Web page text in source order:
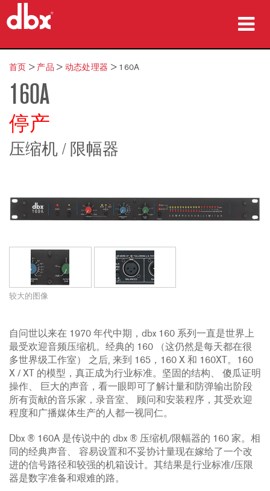
产品
案例研究
哪里购买
培训
首页 >产品 > 动态处理器 > 160A
160A
停产
压缩机 / 限幅器
较大的图像
自问世以来在 1970 年代中期，dbx 160 系列一直是世界上
最受欢迎音频压缩机。经典的 160 （这仍然是每天都在很
多世界级工作室） 之后, 来到 165，160 X 和 160XT。160
X / XT 的模型，真正成为行业标准。坚固的结构、 傻瓜证明
操作、 巨大的声音，看一眼即可了解计量和防弹输出阶段
所有贡献的音乐家，录音室、 顾问和安装程序，其受欢迎
程度和广播媒体生产的人都一视同仁。
Dbx ® 160A 是传说中的 dbx ® 压缩机/限幅器的 160 家。相
同的经典声音、 容易设置和不妥协计量现在嫁给了一个改
进的信号路径和较强的机箱设计。其结果是行业标准/压限
器是数字准备和艰难的路。